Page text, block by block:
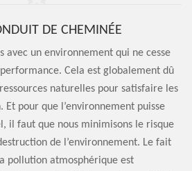
DE CHEMINÉE
avec un environnement qui ne cesse
Cela est globalement dû
naturelles pour satisfaire les
Et pour que l’environnement puisse
il faut que nous minimisons le risque
de l’environnement. Le fait
pollution atmosphérique est